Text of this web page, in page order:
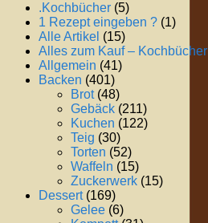
.Kochbücher (5)
1 Rezept eingeben ? (1)
Alle Artikel (15)
Alles zum Kauf – Kochbücher
Allgemein (41)
Backen (401)
Brot(48)
Gebäck (211)
Kuchen (122)
Teig (30)
Torten (52)
Waffeln (15)
Zuckerwerk (15)
Dessert(169)
Gelee (6)